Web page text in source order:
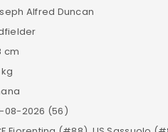
Alfred Duncan
cm
08-2026 (56)